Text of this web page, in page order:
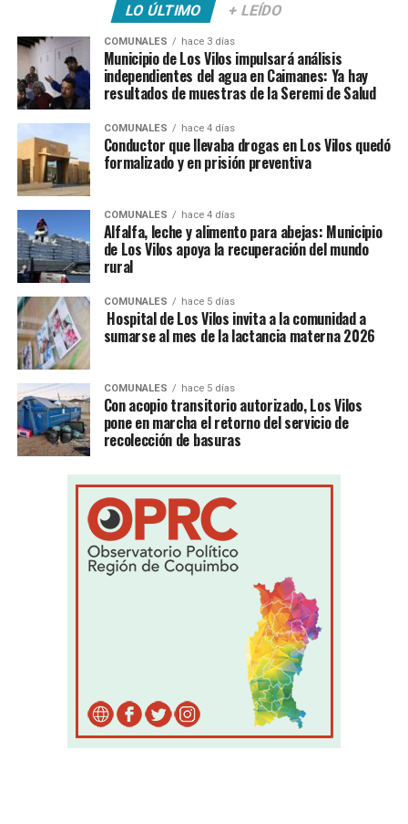
LO ÚLTIMO + LEÍDO
COMUNALES hace 3 días
Municipio de Los Vilos impulsará análisis
independientes del agua en Caimanes: Ya hay
resultados de muestras de la Seremi de Salud
COMUNALES hace 4 días
Conductor que llevaba drogas en Los Vilos quedó
formalizado y en prisión preventiva
COMUNALES hace 4 días
Alfalfa, leche y alimento para abejas: Municipio
de Los Vilos apoya la recuperación del mundo
rural
COMUNALES hace 5 días
Hospital de Los Vilos invita a la comunidad a
sumarse al mes de la lactancia materna 2026
COMUNALES hace 5 días
Con acopio transitorio autorizado, Los Vilos
pone en marcha el retorno del servicio de
recolección de basuras